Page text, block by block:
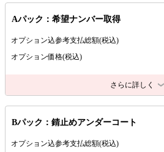
Aパック：希望ナンバー取得
オプション込参考支払総額(税込)
オプション価格(税込)
さらに詳しく
Bパック：錆止めアンダーコート
オプション込参考支払総額(税込)